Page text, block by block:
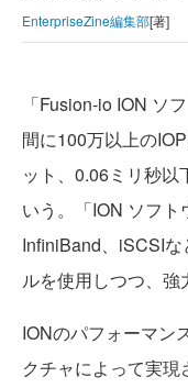
EnterpriseZine編集部[著]
「Fusion-io ION ソ
間に100万以上の
ット、0.06ミリ秒以
いう。「ION ソフト
InfiniBand、iSCSI
ルを使用しつつ、強
IONのパフォーマン
クチャによって実